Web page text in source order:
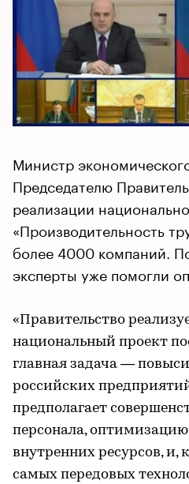
Министр
Председателю
реализации
«Производительность
более 4000 компаний.
эксперты уже помогли
«Правительство
национальный проект
главная задача —
российских
предполагает
персонала,
внутренних ресурсов, и,
самых передовых